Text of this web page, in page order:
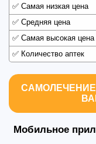
✅ Самая низкая цена
✅ Средняя цена
✅ Самая высокая цена
✅ Количество аптек
Мобильное